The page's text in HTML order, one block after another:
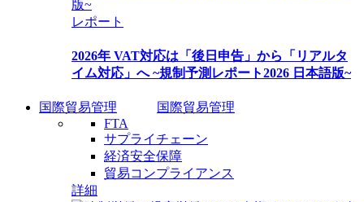
レポート
2026年 VAT対応は「後日申告」から「リアルタ
イム対応」へ ~規制予測レポート2026 日本語版~
国際貿易管理
国際貿易管理
FTA
サプライチェーン
経済安全保障
貿易コンプライアンス
詳細